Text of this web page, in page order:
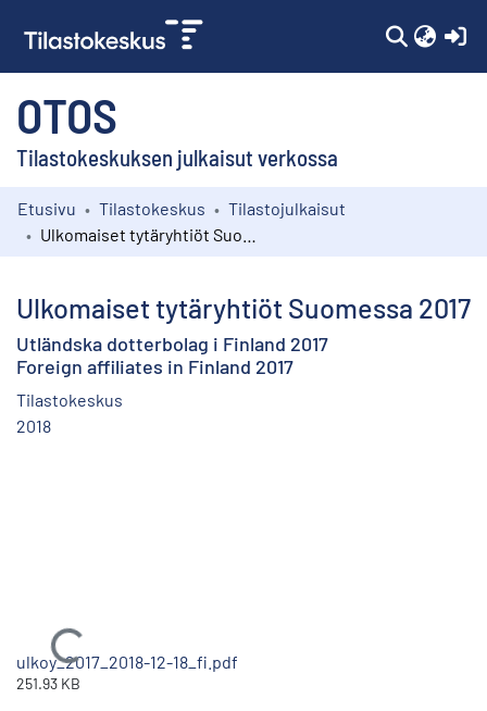
OTOS
Tilastokeskuksen julkaisut verkossa
Kokoelmat
Etusivu Tilastokeskus
Tilastojulkaisut
Ulkomaiset tytäryhtiöt Suomessa 2017
Utländska dotterbolag i Finland 2017
Foreign affiliates in Finland 2017
Tilastokeskus
2018
Ladataan...
ulkoy_2017_2018-12-18_fi.pdf
251.93 KB